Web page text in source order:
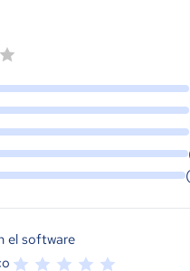
el software